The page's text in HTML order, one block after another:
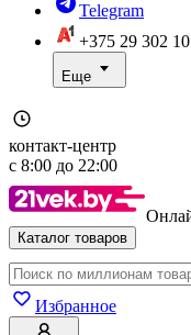
Telegram
+375 29 302 10
Еще
контакт-центр
с 8:00 до 22:00
Каталог товаров
Избранное